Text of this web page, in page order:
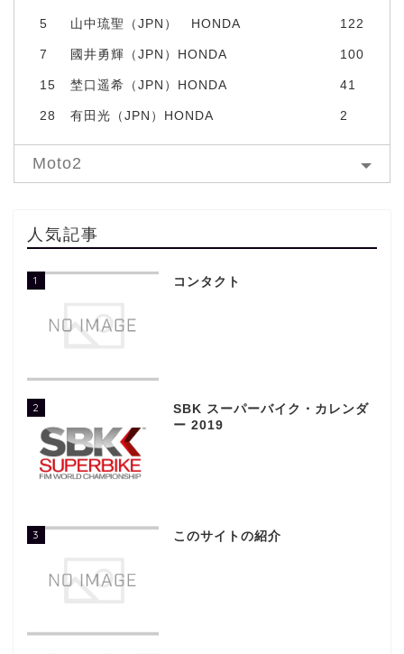
5 山中琉聖（JPN） HONDA 122
7 國井勇輝（JPN）HONDA 100
15 埜口遥希（JPN）HONDA 41
28 有田光（JPN）HONDA 2
Moto2
人気記事
1 コンタクト
2
SBK スーパーバイク・カレンダ
ー 2019
3 このサイトの紹介